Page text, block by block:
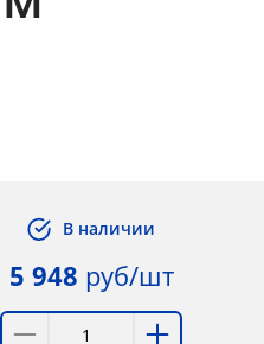
В наличии
5 948 руб/шт